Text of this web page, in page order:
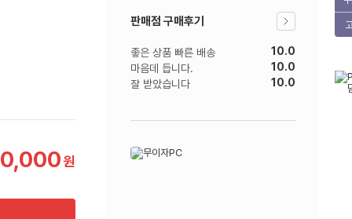
원
판매점 구매후기
좋은 상품 빠른 배송
10.0
마음데 듭니다.
10.0
잘 받았습니다
10.0